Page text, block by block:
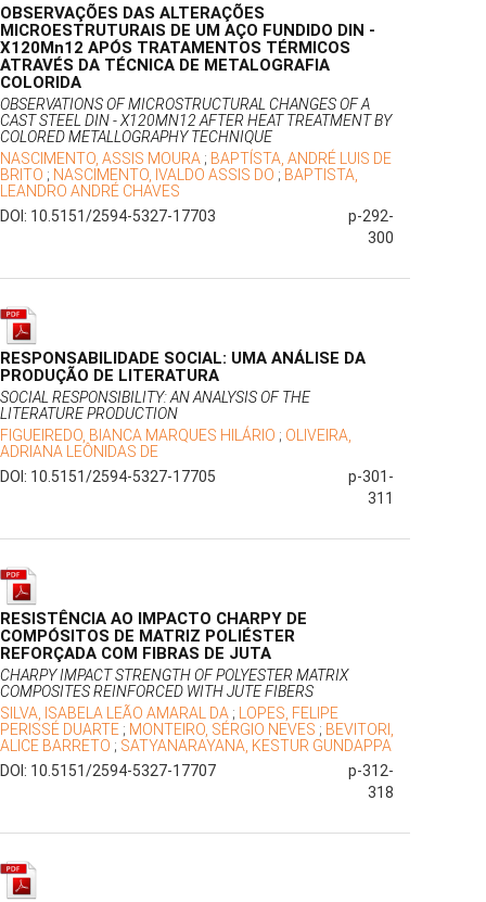
OBSERVAÇÕES DAS ALTERAÇÕES
MICROESTRUTURAIS DE UM AÇO FUNDIDO DIN -
X120Mn12 APÓS TRATAMENTOS TÉRMICOS
ATRAVÉS DA TÉCNICA DE METALOGRAFIA
COLORIDA
OBSERVATIONS OF MICROSTRUCTURAL CHANGES OF A
CAST STEEL DIN - X120MN12 AFTER HEAT TREATMENT BY
COLORED METALLOGRAPHY TECHNIQUE
NASCIMENTO, ASSIS MOURA ; BAPTÍSTA, ANDRÉ LUIS DE
BRITO ; NASCIMENTO, IVALDO ASSIS DO ; BAPTISTA,
LEANDRO ANDRÉ CHAVES
DOI: 10.5151/2594-5327-17703
p-292-
300
RESPONSABILIDADE SOCIAL: UMA ANÁLISE DA
PRODUÇÃO DE LITERATURA
SOCIAL RESPONSIBILITY: AN ANALYSIS OF THE
LITERATURE PRODUCTION
FIGUEIREDO, BIANCA MARQUES HILÁRIO ; OLIVEIRA,
ADRIANA LEÔNIDAS DE
DOI: 10.5151/2594-5327-17705
p-301-
311
RESISTÊNCIA AO IMPACTO CHARPY DE
COMPÓSITOS DE MATRIZ POLIÉSTER
REFORÇADA COM FIBRAS DE JUTA
CHARPY IMPACT STRENGTH OF POLYESTER MATRIX
COMPOSITES REINFORCED WITH JUTE FIBERS
SILVA, ISABELA LEÃO AMARAL DA ; LOPES, FELIPE
PERISSÉ DUARTE ; MONTEIRO, SÉRGIO NEVES ; BEVITORI,
ALICE BARRETO ; SATYANARAYANA, KESTUR GUNDAPPA
DOI: 10.5151/2594-5327-17707
p-312-
318